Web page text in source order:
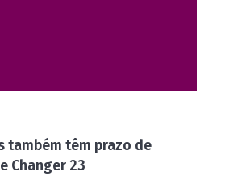
também têm prazo de
Changer 23